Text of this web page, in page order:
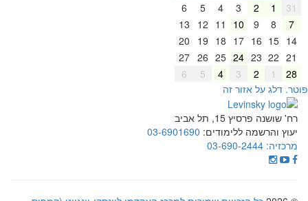
31
1
2
3
4
5
6
7
8
9
10
11
12
13
14
15
16
17
18
19
20
21
22
23
24
25
26
27
28
1
2
3
4
5
6
דלג על אזור זה
רח' שושנה פרסיץ 15, תל אביב
יעוץ והרשמה ללימודים: 03-6901690
מרכזיה: 03-690-2444